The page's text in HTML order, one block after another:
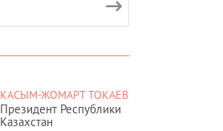
КАСЫМ-ЖОМАРТ ТОКАЕВ
Президент Республики
Казахстан